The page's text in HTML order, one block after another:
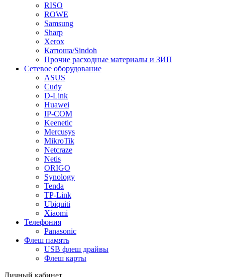
RISO
ROWE
Samsung
Sharp
Xerox
Катюша/Sindoh
Прочие расходные материалы и ЗИП
Сетевое оборудование
ASUS
Cudy
D-Link
Huawei
IP-COM
Keenetic
Mercusys
MikroTik
Netcraze
Netis
ORIGO
Synology
Tenda
TP-Link
Ubiquiti
Xiaomi
Телефония
Panasonic
Флеш память
USB флеш драйвы
Флеш карты
Личный кабинет